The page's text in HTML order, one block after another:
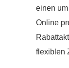
einen
Online
flexiblen